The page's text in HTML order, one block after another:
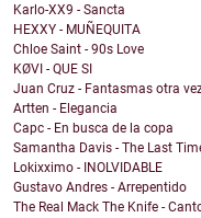
Karlo-XX9 - Sancta
HEXXY - MUÑEQUITA
Chloe Saint - 90s Love
KØVI - QUE SI
Juan Cruz - Fantasmas otra
Artten - Elegancia
Capc - En busca de la copa
Samantha Davis - The Last
Lokixximo - INOLVIDABLE
Gustavo Andres - Arrepentido
The Real Mack The Knife -